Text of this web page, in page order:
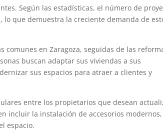
Según las estadísticas, el número de
que demuestra la creciente demanda de
comunes en Zaragoza, seguidas de las
buscan adaptar sus viviendas a sus
sus espacios para atraer a clientes y
entre los propietarios que desean
incluir la instalación de accesorios
espacio.